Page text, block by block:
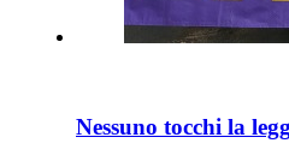
Nessuno tocchi la